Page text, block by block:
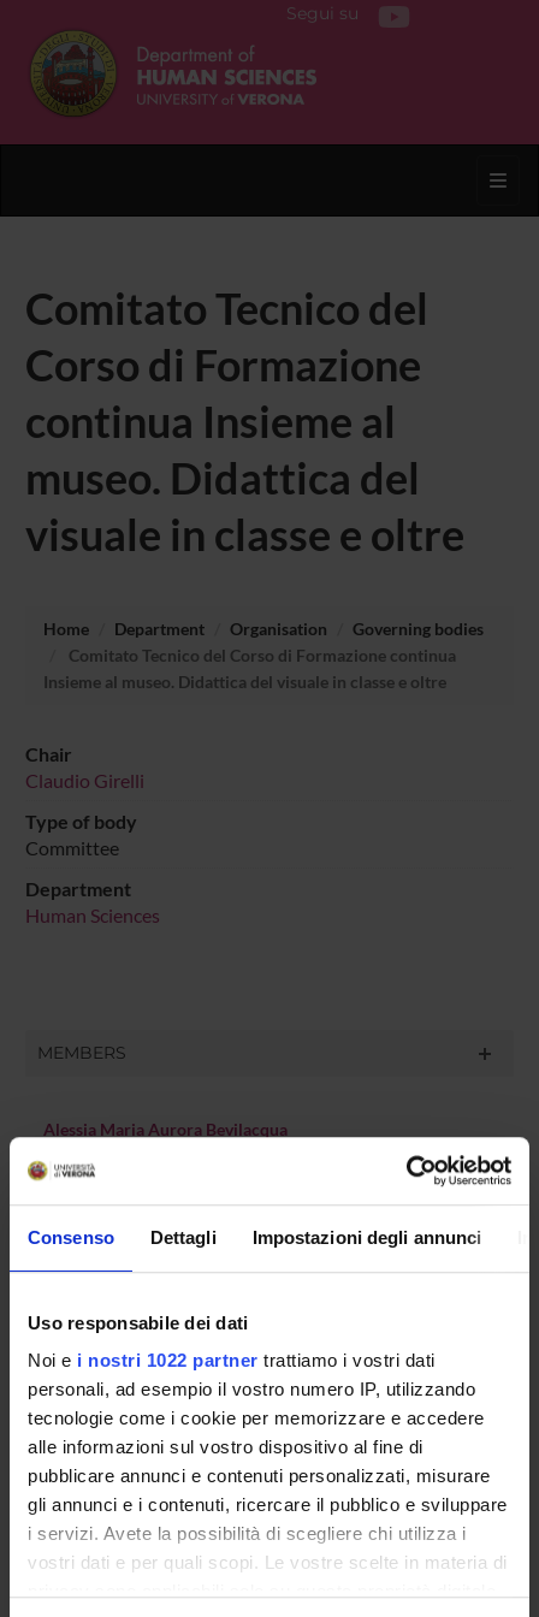
Consenso Dettagli Impostazioni degli annunci
Uso responsabile dei dati
Noi e i nostri 1022 partner trattiamo i vostri dati
personali, ad esempio il vostro numero IP, utilizzando
tecnologie come i cookie per memorizzare e accedere
alle informazioni sul vostro dispositivo al fine di
pubblicare annunci e contenuti personalizzati, misurare
gli annunci e i contenuti, ricercare il pubblico e sviluppare
i servizi. Avete la possibilità di scegliere chi utilizza i
vostri dati e per quali scopi. Le vostre scelte in materia di
Segui su
Comitato Tecnico del
Corso di Formazione
continua Insieme al
museo. Didattica del
visuale in classe e oltre
Home Department Organisation
Governing bodies
Comitato Tecnico del Corso di Formazione continua
Insieme al museo. Didattica del visuale in classe e oltre
Chair
Claudio Girelli
Type of body
Committee
Department
Human Sciences
MEMBERS
Alessia Maria Aurora Bevilacqua
Roberta Silva
RECORDS AND DOCUMENTS
ORGANISATION
GOVERNANCE
COMMITTEES
DEPARTMENT ADMINISTRATION OFFICES